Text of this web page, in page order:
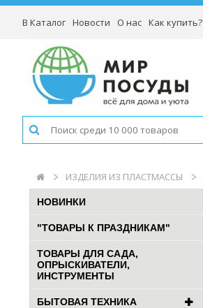
В Каталог Новости О нас Как купить?
ИЗДЕЛИЯ ИЗ ПЛАСТМАССЫ
НОВИНКИ
"ТОВАРЫ К ПРАЗДНИКАМ"
ТОВАРЫ ДЛЯ САДА,
ОПРЫСКИВАТЕЛИ,
ИНСТРУМЕНТЫ
БЫТОВАЯ ТЕХНИКА